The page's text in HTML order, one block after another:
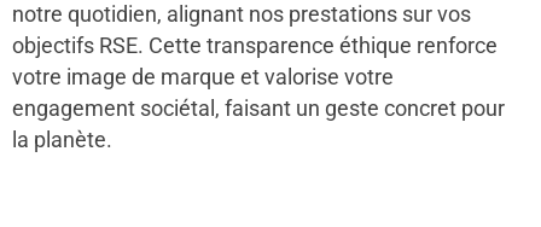
notre quotidien, alignant nos prestations sur vos
objectifs RSE. Cette transparence éthique renforce
votre image de marque et valorise votre
engagement sociétal, faisant un geste concret pour
la planète.